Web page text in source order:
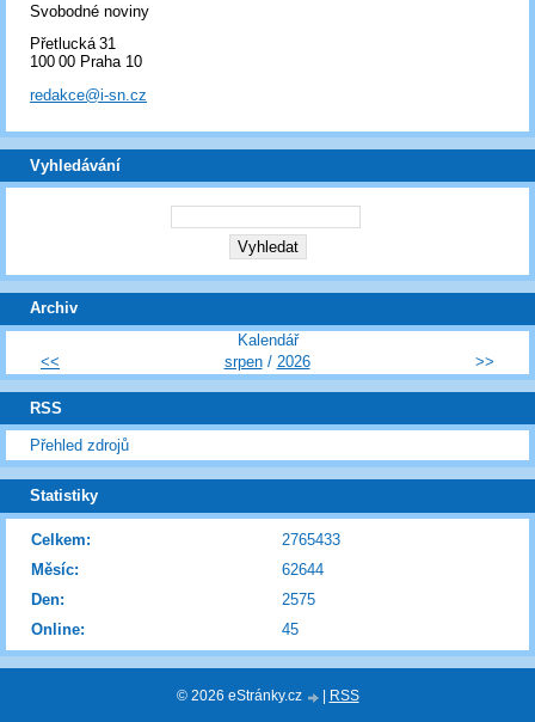
Svobodné noviny
Přetlucká 31
100 00 Praha 10
redakce@i-sn.cz
Vyhledávání
Archiv
Kalendář
<<
srpen/ 2026 >>
RSS
Přehled zdrojů
Statistiky
Online: 45
Celkem:
2765433
Měsíc:
62644
Den:
2575
© 2026 eStránky.cz RSS